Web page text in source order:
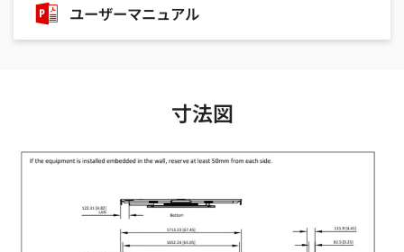
ユーザーマニュアル
寸法図